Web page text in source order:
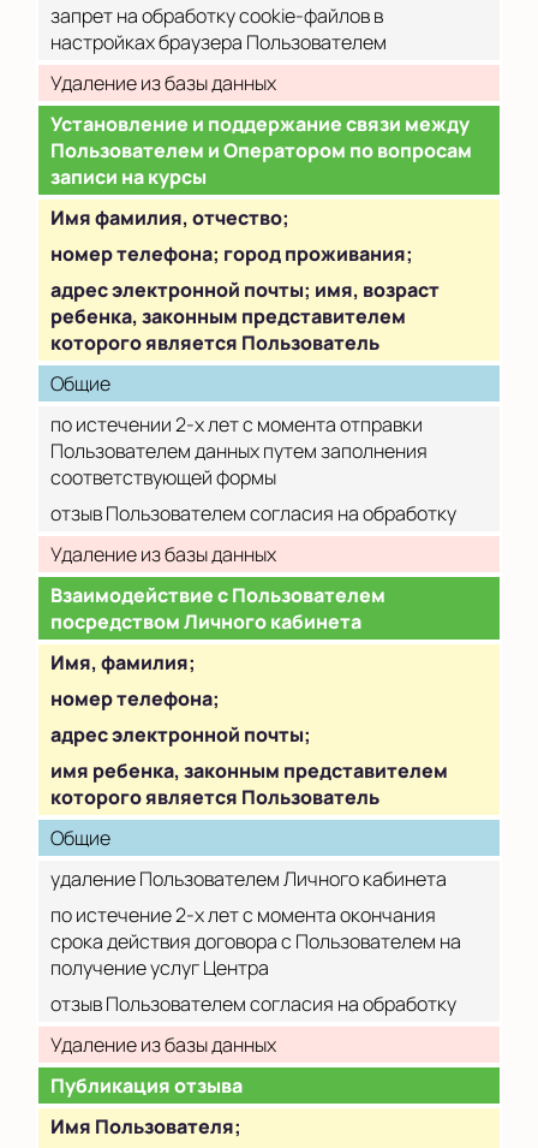
запрет на обработку cookie-файлов в
настройках браузера Пользователем
Удаление из базы данных
Установление и поддержание связи между
Пользователем и Оператором по вопросам
записи на курсы
Имя фамилия, отчество;
номер телефона; город проживания;
адрес электронной почты; имя, возраст
ребенка, законным представителем
которого является Пользователь
Общие
по истечении 2-х лет с момента отправки
Пользователем данных путем заполнения
соответствующей формы
отзыв Пользователем согласия на обработку
Удаление из базы данных
Взаимодействие с Пользователем
посредством Личного кабинета
Имя, фамилия;
номер телефона;
адрес электронной почты;
имя ребенка, законным представителем
которого является Пользователь
Общие
удаление Пользователем Личного кабинета
по истечение 2-х лет с момента окончания
срока действия договора с Пользователем на
получение услуг Центра
отзыв Пользователем согласия на обработку
Удаление из базы данных
Публикация отзыва
Имя Пользователя;